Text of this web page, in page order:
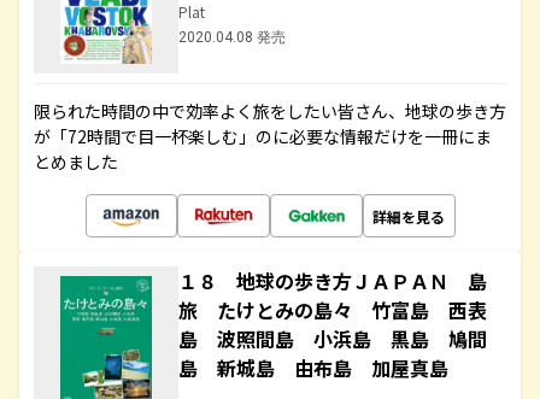
Plat
2020.04.08 発売
限られた時間の中で効率よく旅をしたい皆さん、地球の歩き方
が「72時間で目一杯楽しむ」のに必要な情報だけを一冊にま
とめました
詳細を見る
１８ 地球の歩き方ＪＡＰＡＮ 島
旅 たけとみの島々 竹富島 西表
島 波照間島 小浜島 黒島 鳩間
島 新城島 由布島 加屋真島